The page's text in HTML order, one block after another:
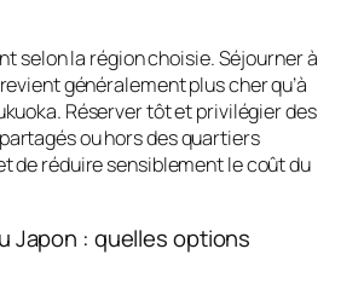
selon la région choisie. Séjourner à
généralement plus cher qu’à
Réserver tôt et privilégier des
ou hors des quartiers
de réduire sensiblement le coût du
Japon : quelles options